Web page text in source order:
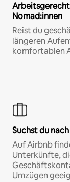
Nomad:innen
Reist du
längeren
komfortablen
Suchst du
Auf Airbnb
Unterkünfte,
Umzügen